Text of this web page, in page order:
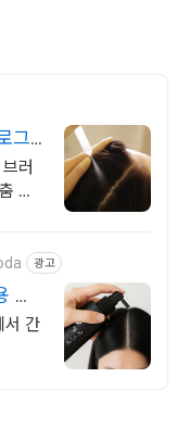
그
러
두
광고
환
서 간